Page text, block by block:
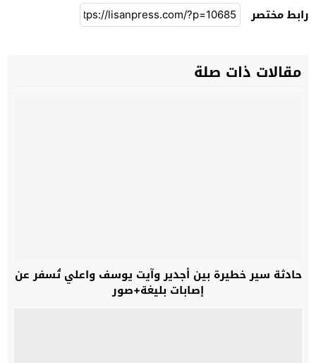
رابط مختصر
مقالات ذات صلة
حادثة سير خطيرة بين أجدير وآيت يوسف واعلي تُسفر عن
إصابات بليغة+صور